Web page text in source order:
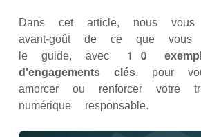
Dans cet article, nous vous
avant-goût de ce que vous
le guide, avec
10
d'engagements clés, pour
amorcer ou renforcer votre
numérique responsable.